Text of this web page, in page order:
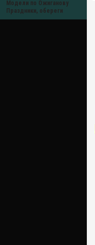
Модели по Ожиганову
Праздники, обереги